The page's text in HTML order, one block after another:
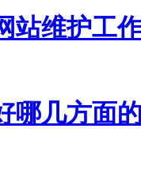
站维护工
哪几方面